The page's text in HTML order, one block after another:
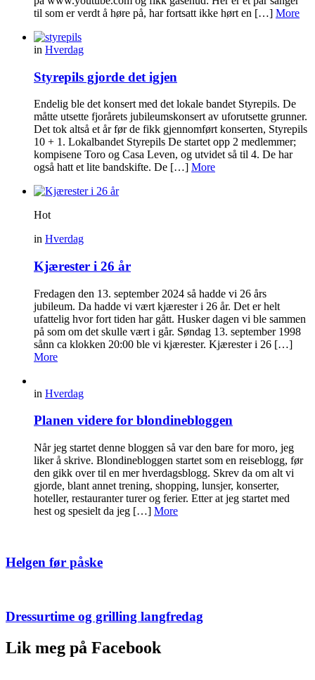
til som er verdt å høre på, har fortsatt ikke hørt en […] More
in Hverdag
Styrepils gjorde det igjen
Endelig ble det konsert med det lokale bandet Styrepils. De
måtte utsette fjorårets jubileumskonsert av uforutsette grunner.
Det tok altså et år før de fikk gjennomført konserten, Styrepils
10 + 1. Lokalbandet Styrepils De startet opp 2 medlemmer;
kompisene Toro og Casa Leven, og utvidet så til 4. De har
også hatt et lite bandskifte. De […] More
Hot
in Hverdag
Kjærester i 26 år
Fredagen den 13. september 2024 så hadde vi 26 års
jubileum. Da hadde vi vært kjærester i 26 år. Det er helt
ufattelig hvor fort tiden har gått. Husker dagen vi ble sammen
på som om det skulle vært i går. Søndag 13. september 1998
sånn ca klokken 20:00 ble vi kjærester. Kjærester i 26 […]
More
in Hverdag
Planen videre for blondinebloggen
Når jeg startet denne bloggen så var den bare for moro, jeg
liker å skrive. Blondinebloggen startet som en reiseblogg, før
den gikk over til en mer hverdagsblogg. Skrev da om alt vi
gjorde, blant annet trening, shopping, lunsjer, konserter,
hoteller, restauranter turer og ferier. Etter at jeg startet med
hest og spesielt da jeg […] More
Helgen før påske
Dressurtime og grilling langfredag
Lik meg på Facebook